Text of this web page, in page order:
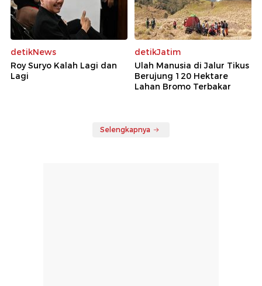
detikNews
Roy Suryo Kalah Lagi dan
Lagi
detikJatim
Ulah Manusia di Jalur Tikus
Berujung 120 Hektare
Lahan Bromo Terbakar
Selengkapnya